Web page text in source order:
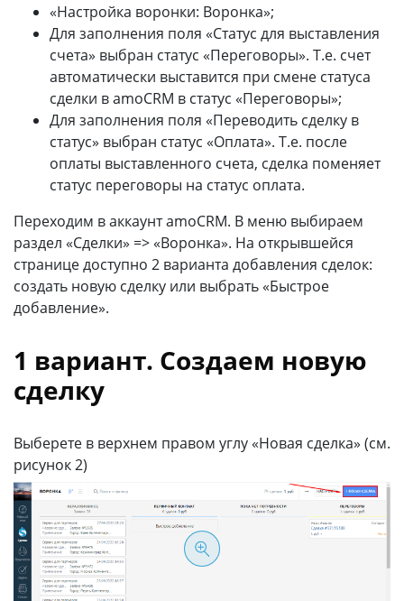
«Настройка воронки: Воронка»;
Для заполнения поля «Статус для выставления
счета» выбран статус «Переговоры». Т.е. счет
автоматически выставится при смене статуса
сделки в amoCRM в статус «Переговоры»;
Для заполнения поля «Переводить сделку в
статус» выбран статус «Оплата». Т.е. после
оплаты выставленного счета, сделка поменяет
статус переговоры на статус оплата.
Переходим в аккаунт amoCRM. В меню выбираем
раздел «Сделки» => «Воронка». На открывшейся
странице доступно 2 варианта добавления сделок:
создать новую сделку или выбрать «Быстрое
добавление».
1 вариант. Создаем новую
сделку
Выберете в верхнем правом углу «Новая сделка» (см.
рисунок 2)